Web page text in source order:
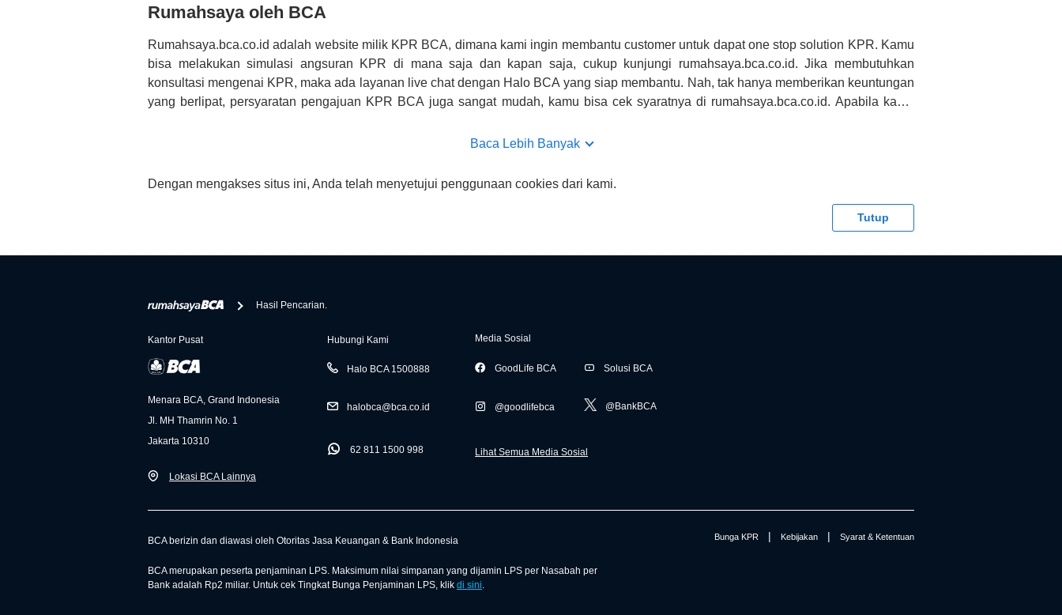
Rumahsaya oleh BCA
Rumahsaya.bca.co.id adalah website milik KPR BCA, dimana kami ingin membantu customer untuk dapat one stop solution KPR. Kamu
bisa melakukan simulasi angsuran KPR di mana saja dan kapan saja, cukup kunjungi rumahsaya.bca.co.id. Jika membutuhkan
konsultasi mengenai KPR, maka ada layanan live chat dengan Halo BCA yang siap membantu. Nah, tak hanya memberikan keuntungan
yang berlipat, persyaratan pengajuan KPR BCA juga sangat mudah, kamu bisa cek syaratnya di rumahsaya.bca.co.id. Apabila kamu
informasi yang rekanan berikan selain yang bisa di verifikasi oleh BCA.
Baca Lebih Banyak
Dengan mengakses situs ini, Anda telah menyetujui penggunaan cookies dari kami.
Tutup
Hasil Pencarian.
Kantor Pusat
Menara BCA, Grand Indonesia
Jl. MH Thamrin No. 1
Jakarta 10310
Lokasi BCA Lainnya
Hubungi Kami
Halo BCA 1500888
halobca@bca.co.id
62 811 1500 998
Media Sosial
GoodLife BCA
@goodlifebca
Solusi BCA
@BankBCA
Lihat Semua Media Sosial
BCA berizin dan diawasi oleh Otoritas Jasa Keuangan & Bank Indonesia
BCA merupakan peserta penjaminan LPS. Maksimum nilai simpanan yang dijamin LPS per Nasabah per
Bank adalah Rp2 miliar. Untuk cek Tingkat Bunga Penjaminan LPS, klik di sini.
Bunga KPR | Kebijakan | Syarat & Ketentuan